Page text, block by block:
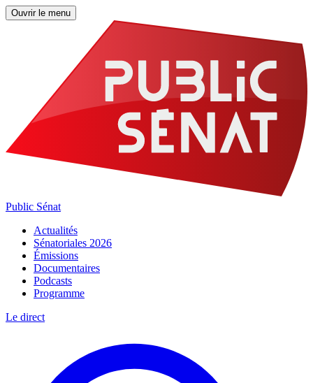
Ouvrir le menu
Public Sénat
Actualités
Sénatoriales 2026
Émissions
Documentaires
Podcasts
Programme
Le direct